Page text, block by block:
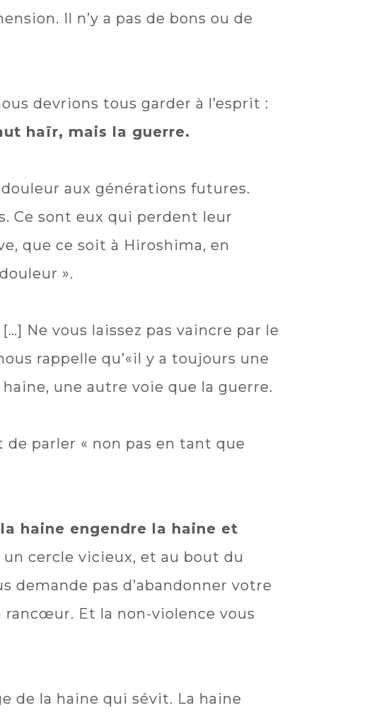
Il n’y a pas de bons ou de
devrions tous garder à l’esprit :
haïr, mais la guerre.
aux générations futures.
Ce sont eux qui perdent leur
que ce soit à Hiroshima, en
».
Ne vous laissez pas vaincre par le
rappelle qu’«il y a toujours une
une autre voie que la guerre.
parler « non pas en tant que
haine engendre la haine et
un cercle vicieux, et au bout du
demande pas d’abandonner votre
Et la non-violence vous
de la haine qui sévit. La haine